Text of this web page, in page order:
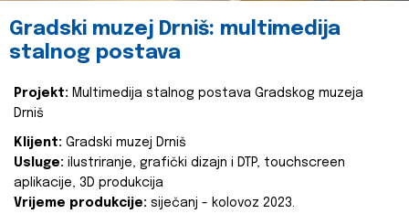
Gradski muzej Drniš: multimedija
stalnog postava
Projekt: Multimedija stalnog postava Gradskog muzeja
Drniš
Klijent: Gradski muzej Drniš
Usluge: ilustriranje, grafički dizajn i DTP, touchscreen
aplikacije, 3D produkcija
Vrijeme produkcije: siječanj - kolovoz 2023.